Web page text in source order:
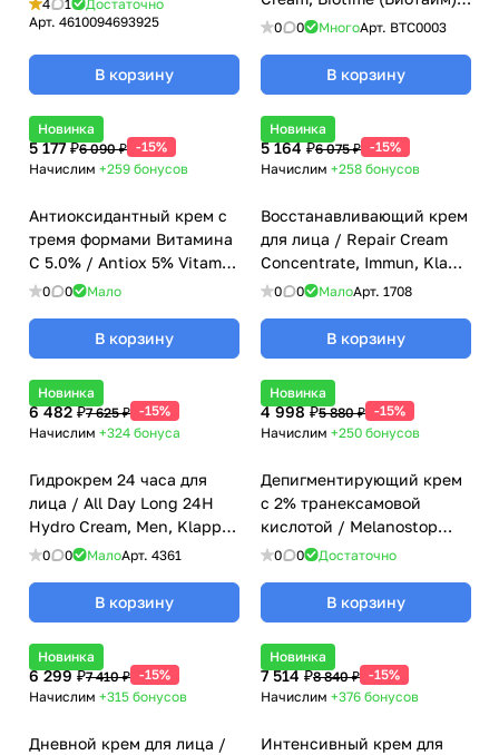
4 1
Достаточно
Арт. 4610094693925
В корзину
50 мл
0 0 МногоАрт. BTC0003
В корзину
Новинка
5 177 ₽6 090 ₽ -15%
Начислим +259 бонусов
Антиоксидантный крем с
тремя формами Витамина
С 5.0% / Antiox 5% Vitamin
C Cream, Tete
0 0 Мало
В корзину
Новинка
5 164 ₽6 075 ₽ -15%
Начислим +258 бонусов
Восстанавливающий крем
для лица / Repair Cream
Concentrate, Immun, Klapp
(Клапп) - 50 мл
0 0 МалоАрт. 1708
В корзину
Новинка
6 482 ₽7 625 ₽ -15%
Начислим +324 бонуса
Гидрокрем 24 часа для
лица / All Day Long 24H
Hydro Cream, Men, Klapp
(Клапп) - 50 мл
0 0 МалоАрт. 4361
В корзину
Новинка
4 998 ₽5 880 ₽ -15%
Начислим +250 бонусов
Депигментирующий крем
с 2% транексамовой
кислотой / Melanostop
Tranexamic Cream 2%, Tete
0 0 Достаточно
В корзину
Новинка
6 299 ₽7 410 ₽ -15%
Начислим +315 бонусов
Дневной крем для лица /
Новинка
7 514 ₽8 840 ₽ -15%
Начислим +376 бонусов
Интенсивный крем для